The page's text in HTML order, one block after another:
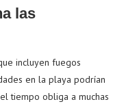
las
incluyen fuegos
en la playa podrían
tiempo obliga a muchas